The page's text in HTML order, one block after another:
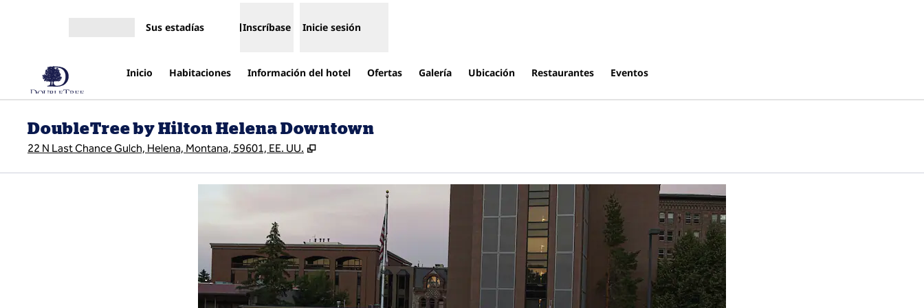
Sus estadías Inscríbase Inicie sesión
Inicio Habitaciones Información del hotel Ofertas Galería Ubicación Restaurantes Eventos
DoubleTree by Hilton Helena Downtown
22 N Last Chance Gulch, Helena, Montana, 59601, EE. UU. ,